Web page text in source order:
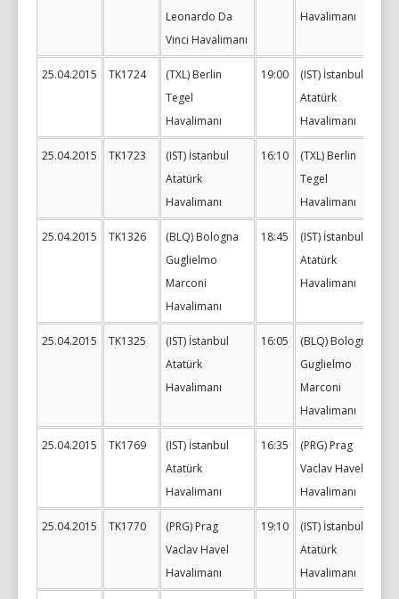
Leonardo Da
Vinci Havalimanı
Havalimanı
25.04.2015 TK1724
(TXL) Berlin
Tegel
Havalimanı
19:00
(IST) İstanbul
Atatürk
Havalimanı
25.04.2015 TK1723
(IST) İstanbul
Atatürk
Havalimanı
16:10
(TXL) Berlin
Tegel
Havalimanı
25.04.2015 TK1326
(BLQ) Bologna
Guglielmo
Marconi
Havalimanı
18:45
(IST) İstanbul
Atatürk
Havalimanı
25.04.2015 TK1325
(IST) İstanbul
Atatürk
Havalimanı
16:05
(BLQ) Bologna
Guglielmo
Marconi
Havalimanı
25.04.2015 TK1769
(IST) İstanbul
Atatürk
Havalimanı
16:35
(PRG) Prag
Vaclav Havel
Havalimanı
25.04.2015 TK1770
(PRG) Prag
Vaclav Havel
Havalimanı
19:10
(IST) İstanbul
Atatürk
Havalimanı